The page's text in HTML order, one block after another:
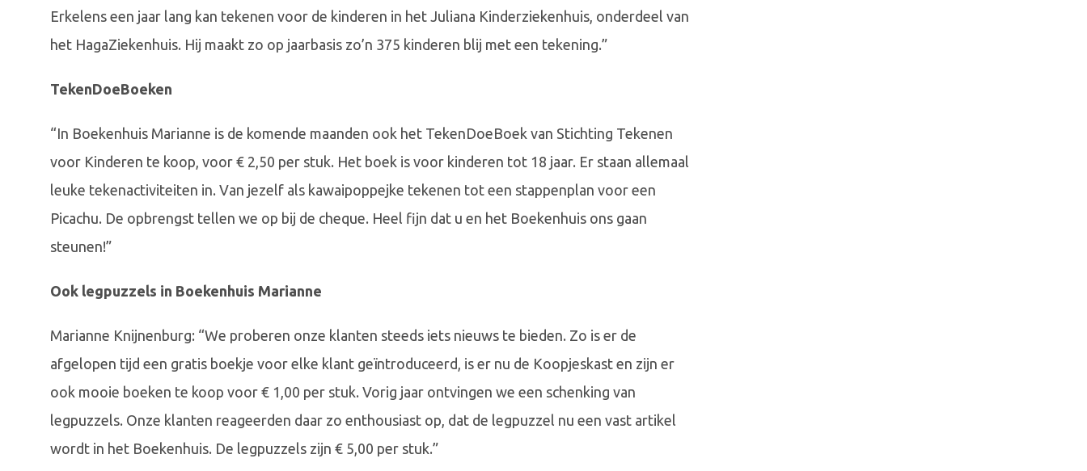
Erkelens een jaar lang kan tekenen voor de kinderen in het Juliana Kinderziekenhuis, onderdeel van
het HagaZiekenhuis. Hij maakt zo op jaarbasis zo’n 375 kinderen blij met een tekening.”
TekenDoeBoeken
“In Boekenhuis Marianne is de komende maanden ook het TekenDoeBoek van Stichting Tekenen
voor Kinderen te koop, voor € 2,50 per stuk. Het boek is voor kinderen tot 18 jaar. Er staan allemaal
leuke tekenactiviteiten in. Van jezelf als kawaipoppejke tekenen tot een stappenplan voor een
Picachu. De opbrengst tellen we op bij de cheque. Heel fijn dat u en het Boekenhuis ons gaan
steunen!”
Ook legpuzzels in Boekenhuis Marianne
Marianne Knijnenburg: “We proberen onze klanten steeds iets nieuws te bieden. Zo is er de
afgelopen tijd een gratis boekje voor elke klant geïntroduceerd, is er nu de Koopjeskast en zijn er
ook mooie boeken te koop voor € 1,00 per stuk. Vorig jaar ontvingen we een schenking van
legpuzzels. Onze klanten reageerden daar zo enthousiast op, dat de legpuzzel nu een vast artikel
wordt in het Boekenhuis. De legpuzzels zijn € 5,00 per stuk.”